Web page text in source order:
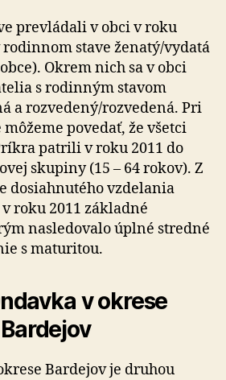
prevládali v obci v roku
rodinnom stave ženatý/vydatá
Okrem nich sa v obci
s rodinným stavom
a rozvedený/rozvedená. Pri
povedať, že všetci
patrili v roku 2011 do
skupiny (15 – 64 rokov). Z
dosiahnutého vzdelania
roku 2011 základné
nasledovalo úplné stredné
s maturitou.
v okrese
Bardejov
Bardejov je druhou